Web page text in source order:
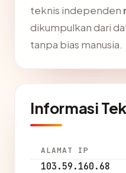
teknis independen
dikumpulkan dari
tanpa bias manusia.
Informasi
ALAMAT IP
103.59.160.68